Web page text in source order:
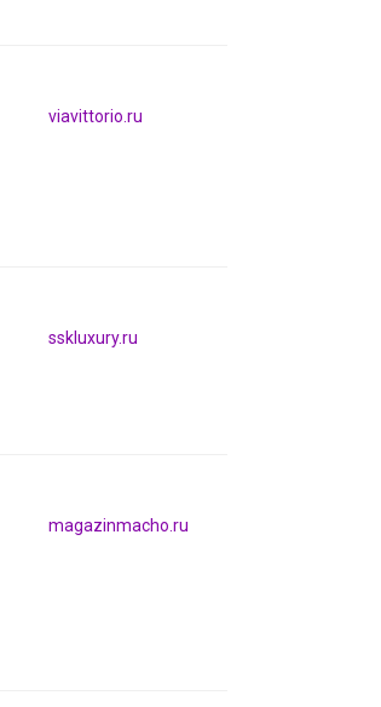
viavittorio.ru
sskluxury.ru
magazinmacho.ru